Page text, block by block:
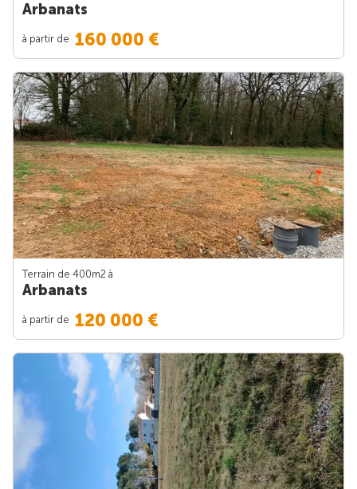
Arbanats
à partir de 160 000 €
Terrain de 400m2 à
Arbanats
à partir de 120 000 €